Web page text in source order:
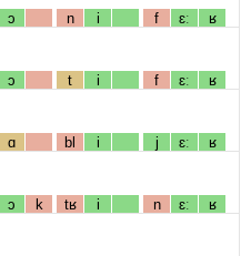
ɔ n i f ɛː ʁ
ɔ t i f ɛː ʁ
ɑ bl i j ɛː ʁ
ɔ k tʁ i n ɛː ʁ